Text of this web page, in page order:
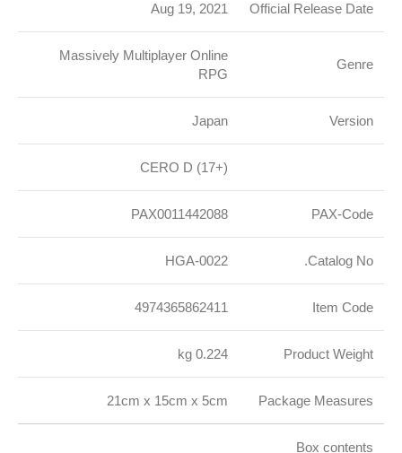
Official Release Date
Aug 19, 2021
Genre
Massively Multiplayer Online
RPG
Version
Japan
CERO D (17+)
PAX-Code
PAX0011442088
Catalog No.
HGA-0022
Item Code
4974365862411
Product Weight
0.224 kg
Package Measures
21cm x 15cm x 5cm
Box contents